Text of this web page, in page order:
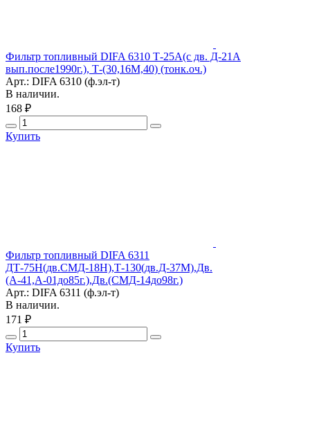
Фильтр топливный DIFA 6310 Т-25А(с дв. Д-21А
вып.после1990г.), Т-(30,16М,40) (тонк.оч.)
Арт.: DIFA 6310 (ф.эл-т)
В наличии.
168 ₽
Купить
Фильтр топливный DIFA 6311
ДТ-75Н(дв.СМД-18Н),Т-130(дв.Д-37М),Дв.
(А-41,А-01до85г.),Дв.(СМД-14до98г.)
Арт.: DIFA 6311 (ф.эл-т)
В наличии.
171 ₽
Купить